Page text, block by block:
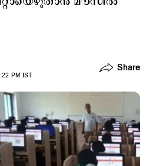
PM IST
Share